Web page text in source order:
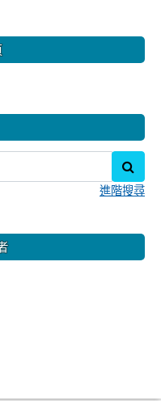
進階搜尋